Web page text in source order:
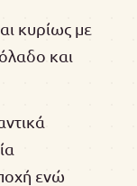
κυρίως με
και
ενώ